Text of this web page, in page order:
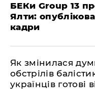
БЕКи Group 13
Ялти:
кадри
Як змінилася
обстрілів
українців